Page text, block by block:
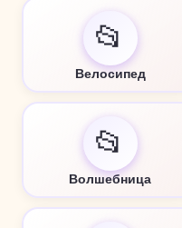
📂
Велосипед
📂
Волшебница